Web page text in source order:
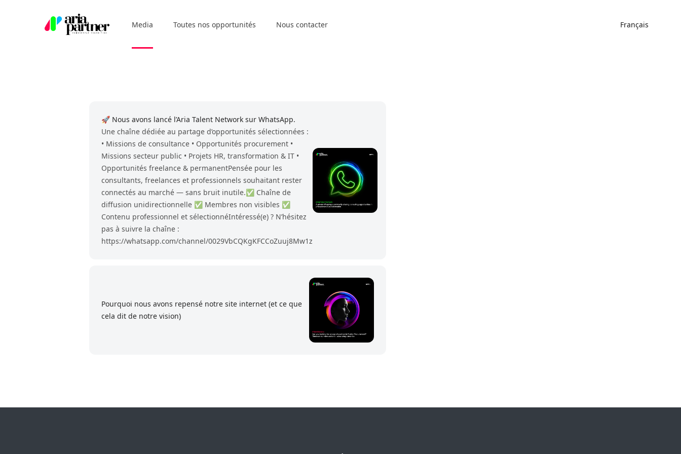
Aria Partner
Media Toutes nos opportunités Nous contacter Français
🚀 Nous avons lancé l’Aria Talent Network sur WhatsApp.
Une chaîne dédiée au partage d’opportunités sélectionnées :
• Missions de consultance • Opportunités procurement •
Missions secteur public • Projets HR, transformation & IT •
Opportunités freelance & permanentPensée pour les
consultants, freelances et professionnels souhaitant rester
connectés au marché — sans bruit inutile.✅ Chaîne de
diffusion unidirectionnelle ✅ Membres non visibles ✅
Contenu professionnel et sélectionnéIntéressé(e) ? N’hésitez
pas à suivre la chaîne :
https://whatsapp.com/channel/0029VbCQKgKFCCoZuuj8Mw1z
Pourquoi nous avons repensé notre site internet (et ce que
cela dit de notre vision)